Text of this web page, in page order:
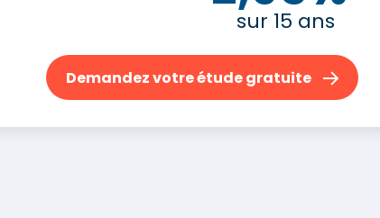
sur 15 ans
Demandez votre étude gratuite